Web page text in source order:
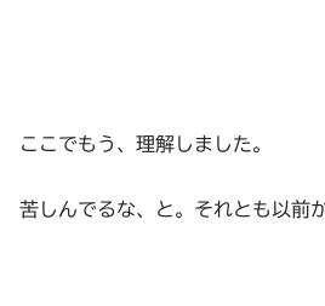
ここでもう、理解しました。
苦しんでるな、と。それとも以前